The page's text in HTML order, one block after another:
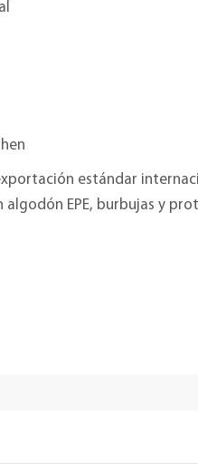
estándar
EPE, burbujas y